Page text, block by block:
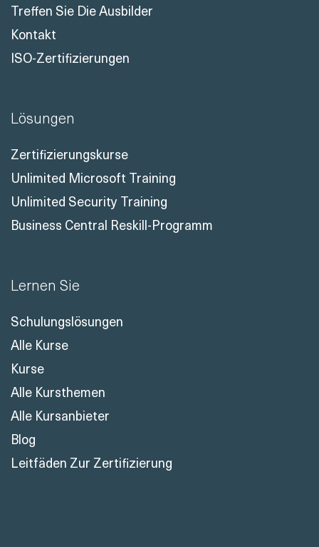
Treffen Sie Die Ausbilder
Kontakt
ISO-Zertifizierungen
Lösungen
Zertifizierungskurse
Unlimited Microsoft Training
Unlimited Security Training
Business Central Reskill-Programm
Lernen Sie
Schulungslösungen
Alle Kurse
Kurse
Alle Kursthemen
Alle Kursanbieter
Blog
Leitfäden Zur Zertifizierung